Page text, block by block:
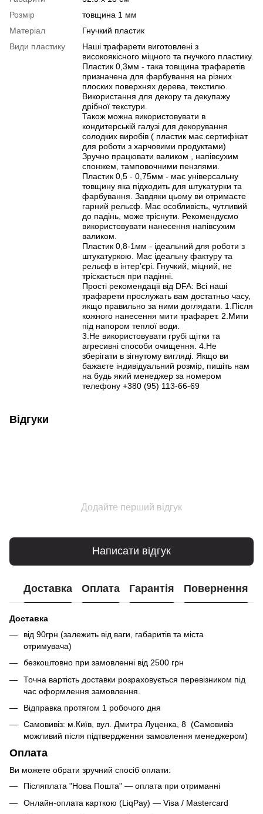
Розмір
товщина 1 мм
Матеріал
Гнучкий пластик
Види пластику
Наші трафарети виготовлені з
високоякісного міцного та гнучкого пластику.
Пластик 0,3мм - така товщина трафаретів
призначена для фарбування на різних
плоских поверхнях дерева, текстилю.
Використання для декору та декупажу
дрібної текстури.
Також можна використовувати в
кондитерській галузі для декорування
солодких виробів ( пластик має сертифікат
для роботи з харчовими продуктами)
Зручно працювати валиком , напівсухим
спонжем, тамповочними пензлями.
Пластик 0,5 - 0,75мм - має універсальну
товщину яка підходить для штукатурки та
фарбування. Завдяки цьому ви отримаєте
гарний рельєф. Має особливість, чутливий
до падінь, може тріснути. Рекомендуємо
використовувати нанесення напівсухим
валиком.
Пластик 0,8-1мм - ідеальний для роботи з
штукатуркою. Має ідеальну фактуру та
рельєф в інтерʼєрі. Гнучкий, міцний, не
тріскається при падінні.
Прості рекомендації від DFA: Всі наші
трафарети прослужать вам достатньо часу,
якщо правильно за ними доглядати. 1.Після
кожного нанесення мити трафарет. 2.Мити
під напором теплої води.
3.Не використовувати грубі щітки та
агресивні способи очищення. 4.Не
зберігати в зігнутому вигляді. Якщо ви
бажаєте індивідуальний розмір, пишіть нам
на будь який менеджер за номером
телефону +380 (95) 113-66-69
Відгуки
Додайте перший відгук
Написати відгук
Доставка Оплата Гарантія Повернення
Доставка
від 90грн (залежить від ваги, габаритів та міста
отримувача)
безкоштовно при замовленні від 2500 грн
Точна вартість доставки розраховується перевізником під
час оформлення замовлення.
Відправка протягом 1 робочого дня
Самовивіз: м.Київ, вул. Дмитра Луценка, 8 (Самовивіз
можливий після підтвердження замовлення менеджером)
Оплата
Ви можете обрати зручний спосіб оплати:
Післяплата "Нова Пошта" — оплата при отриманні
Онлайн-оплата карткою (LiqPay) — Visa / Mastercard